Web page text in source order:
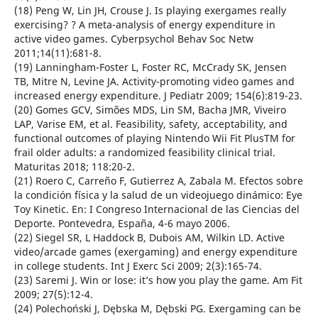
(18) Peng W, Lin JH, Crouse J. Is playing exergames really
exercising? ? A meta-analysis of energy expenditure in
active video games. Cyberpsychol Behav Soc Netw
2011;14(11):681-8.
(19) Lanningham-Foster L, Foster RC, McCrady SK, Jensen
TB, Mitre N, Levine JA. Activity-promoting video games and
increased energy expenditure. J Pediatr 2009; 154(6):819-23.
(20) Gomes GCV, Simões MDS, Lin SM, Bacha JMR, Viveiro
LAP, Varise EM, et al. Feasibility, safety, acceptability, and
functional outcomes of playing Nintendo Wii Fit PlusTM for
frail older adults: a randomized feasibility clinical trial.
Maturitas 2018; 118:20-2.
(21) Roero C, Carreño F, Gutierrez A, Zabala M. Efectos sobre
la condición física y la salud de un videojuego dinámico: Eye
Toy Kinetic. En: I Congreso Internacional de las Ciencias del
Deporte. Pontevedra, España, 4-6 mayo 2006.
(22) Siegel SR, L Haddock B, Dubois AM, Wilkin LD. Active
video/arcade games (exergaming) and energy expenditure
in college students. Int J Exerc Sci 2009; 2(3):165-74.
(23) Saremi J. Win or lose: it’s how you play the game. Am Fit
2009; 27(5):12-4.
(24) Polechoński J, Dębska M, Dębski PG. Exergaming can be